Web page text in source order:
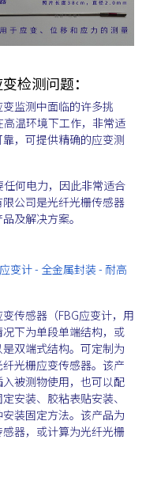
检测问题：
监测中面临的许多挑
温环境下工作，非常适
，可提供精确的应变测
任何电力，因此非常适合
公司是光纤光栅传感器
及解决方案。
变计 - 全金属封装 - 耐高
传感器（FBG应变计，用
下为单段单端结构，或
双端式结构。可定制为
光栅应变传感器。该产
被测物使用，也可以配
安装、胶粘表贴安装、
装固定方法。该产品为
器，或计算为光纤光栅